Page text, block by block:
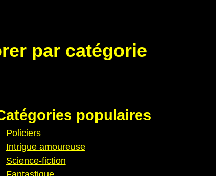
par catégorie
populaires
Policiers
Intrigue amoureuse
Science-fiction